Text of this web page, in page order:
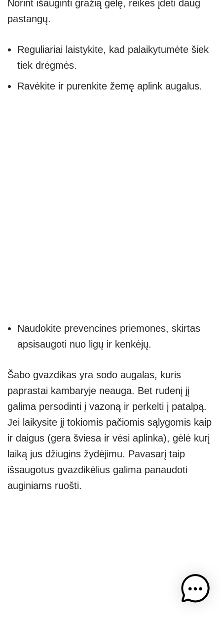
Norint išauginti gražią gėlę, reikės įdėti daug
pastangų.
Reguliariai laistykite, kad palaikytumėte šiek
tiek drėgmės.
Ravėkite ir purenkite žemę aplink augalus.
Naudokite prevencines priemones, skirtas
apsisaugoti nuo ligų ir kenkėjų.
Šabo gvazdikas yra sodo augalas, kuris
paprastai kambaryje neauga. Bet rudenį jį
galima persodinti į vazoną ir perkelti į patalpą.
Jei laikysite jį tokiomis pačiomis sąlygomis kaip
ir daigus (gera šviesa ir vėsi aplinka), gėlė kurį
laiką jus džiugins žydėjimu. Pavasarį taip
išsaugotus gvazdikėlius galima panaudoti
auginiams ruošti.